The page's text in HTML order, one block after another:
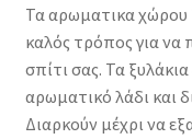
Τα αρωματικα χώρου
καλός τρόπος για
σπίτι σας. Τα
αρωματικό λάδι και
Διαρκούν μέχρι να